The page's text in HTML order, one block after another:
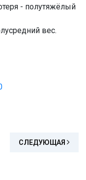
- полутяжёлый
вес.
СЛЕДУЮЩАЯ